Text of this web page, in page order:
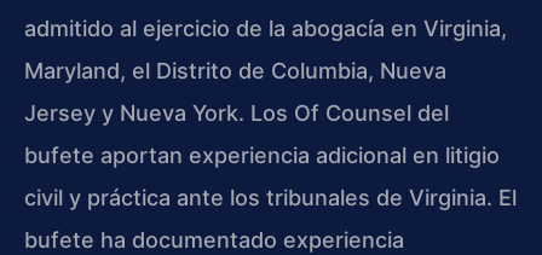
admitido al ejercicio de la abogacía en Virginia,
Maryland, el Distrito de Columbia, Nueva
Jersey y Nueva York. Los Of Counsel del
bufete aportan experiencia adicional en litigio
civil y práctica ante los tribunales de Virginia. El
bufete ha documentado experiencia